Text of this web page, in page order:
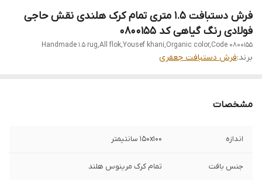
فرش دستبافت 1.5 متری تمام کرک هلندی نقش حاجی
فولادی رنگ گیاهی کد 0800155
Handmade 1.5 rug,All flok,Yousef khani,Organic color,Code 0800155
برند:فرش دستبافت جعفری
مشخصات
اندازه 150x100 سانتیمتر
جنس بافت تمام کرک مرینوس هلند